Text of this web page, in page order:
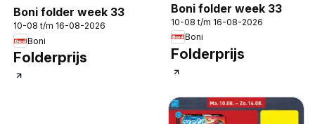
Boni folder week 33
10-08 t/m 16-08-2026
Boni
Folderprijs
Boni folder week 33
10-08 t/m 16-08-2026
Boni
Folderprijs